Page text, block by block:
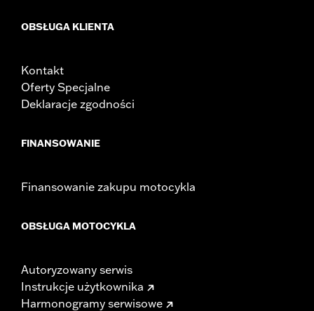
OBSŁUGA KLIENTA
Kontakt
Oferty Specjalne
Deklaracje zgodności
FINANSOWANIE
Finansowanie zakupu motocykla
OBSŁUGA MOTOCYKLA
Autoryzowany serwis
Instrukcje użytkownika
Harmonogramy serwisowe